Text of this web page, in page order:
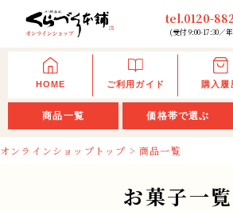
tel.0120-
(受付 9:00-17:30／
HOME ご利用ガイド 購入履
商品一覧 価格帯で選ぶ
オンラインショップトップ > 商品一覧
お菓子一覧